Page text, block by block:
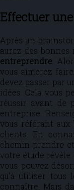
Effectuer
Après un
aurez des bonnes
entreprendre.
vous aimerez
devez passer par
idées. Cela vous
réussir avant de
entreprise.
vous référant aux
clients. En
chemin prendre
votre étude révèle
vous pouvez
qu’à utiliser tous
connaître. Mais